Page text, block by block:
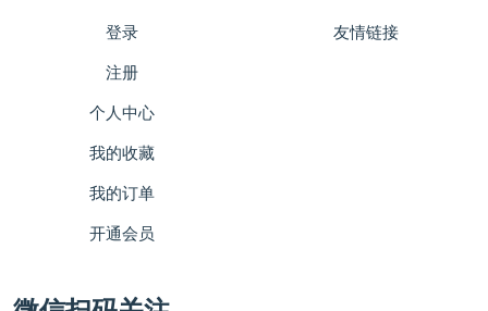
登录
注册
个人中心
我的收藏
我的订单
开通会员
友情链接